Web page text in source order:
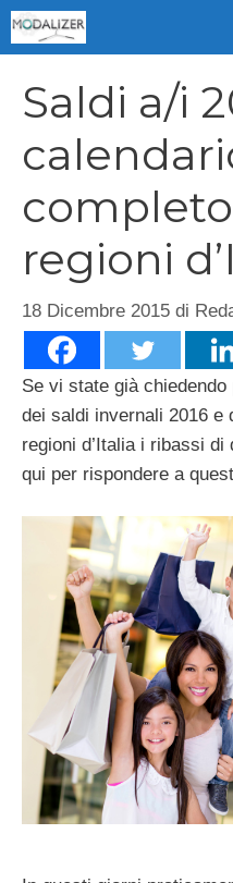
Vai
al
Saldi a/i
regioni
18 Dicembre 2015 di
Se vi state già chiedendo
dei saldi invernali 2016 e
regioni d’Italia i ribassi
qui per rispondere a